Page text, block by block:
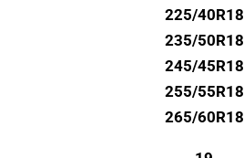
225/40R18
235/50R18
245/45R18
255/55R18
265/60R18